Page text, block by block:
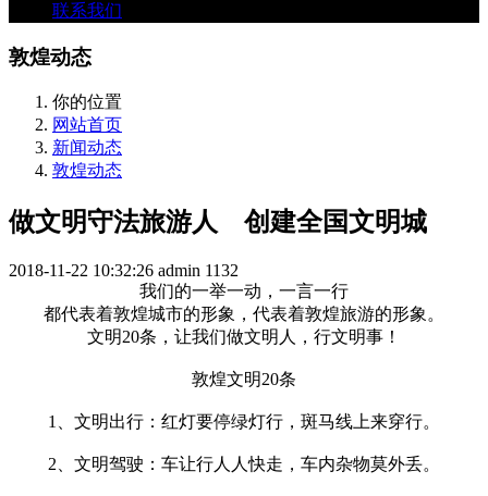
联系我们
敦煌动态
你的位置
网站首页
新闻动态
敦煌动态
做文明守法旅游人 创建全国文明城
2018-11-22 10:32:26 admin 1132
我们的一举一动，一言一行
都代表着敦煌城市的形象，代表着敦煌旅游的形象。
文明20条，让我们做文明人，行文明事！
敦煌文明20条
1、文明出行：红灯要停绿灯行，斑马线上来穿行。
2、文明驾驶：车让行人人快走，车内杂物莫外丢。